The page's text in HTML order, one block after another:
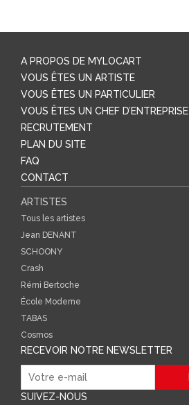
A PROPOS DE MYLOCART
VOUS ÊTES UN ARTISTE
VOUS ÊTES UN PARTICULIER
VOUS ÊTES UN CHEF D’ENTREPRISE
RECRUTEMENT
PLAN DU SITE
FAQ
CONTACT
ARTISTES
Tous les artistes
Jean DENANT
SCHOONY
Crash
Rémi Bertoche
École Moderne
TABAS
Cosmos
RECEVOIR NOTRE NEWSLETTER
SUIVEZ-NOUS